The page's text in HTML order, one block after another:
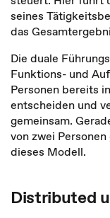
seines
das
Die duale
Funktions- und
Personen bereits
entscheiden und
gemeinsam.
von zwei
dieses Modell.
Distributed